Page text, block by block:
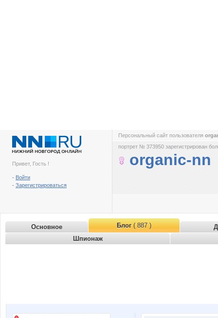
Привет, Гость !
- Войти
- Зарегистрироваться
Персональный сайт пользователя
портрет № 373950 зарегистрирован
organic-nn
Основное Блог( 887 )
Шпионаж